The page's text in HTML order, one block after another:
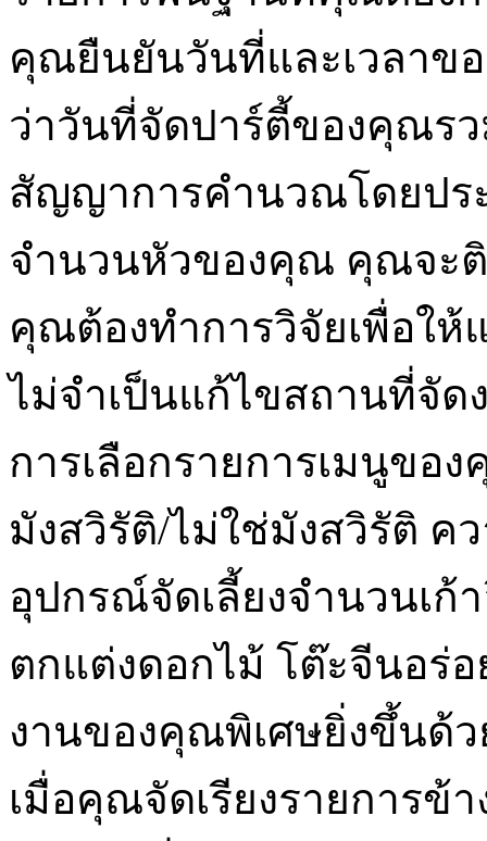
คุณยืนยันวันที่และเวลาข
ว่าวันที่จัดปาร์ตี้ของคุณร
สัญญาการคำนวณโดยปร
จำนวนหัวของคุณ คุณจะติ
คุณต้องทำการวิจัยเพื่อให้
ไม่จำเป็นแก้ไขสถานที่จั
การเลือกรายการเมนูขอ
มังสวิรัติ/ไม่ใช่มังสวิรัติ ค
อุปกรณ์จัดเลี้ยงจำนวนเก้
ตกแต่งดอกไม้ โต๊ะจีนอร่
งานของคุณพิเศษยิ่งขึ้นด้
เมื่อคุณจัดเรียงรายการ